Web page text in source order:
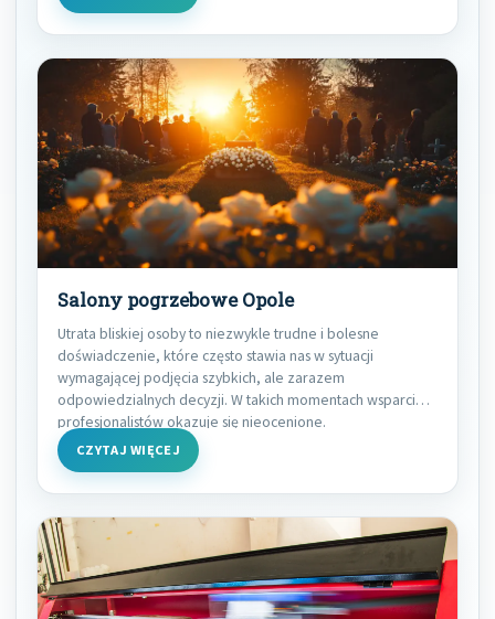
Salony pogrzebowe Opole
Utrata bliskiej osoby to niezwykle trudne i bolesne
doświadczenie, które często stawia nas w sytuacji
wymagającej podjęcia szybkich, ale zarazem
odpowiedzialnych decyzji. W takich momentach wsparcie
profesjonalistów okazuje się nieocenione.
CZYTAJ WIĘCEJ